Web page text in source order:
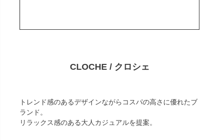
CLOCHE / クロシェ
トレンド感のあるデザインながらコスパの高さに優れたブ
ランド。
リラックス感のある大人カジュアルを提案。